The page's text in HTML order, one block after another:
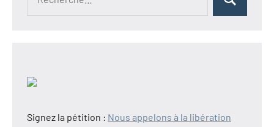
Rechercher
Signez la pétition : Nous appelons à la libération